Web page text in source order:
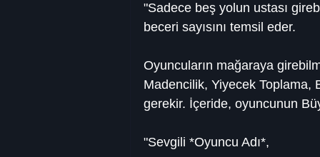
"Sadece beş yolun ustası
beceri sayısını temsil eder.
Oyuncuların mağaraya
Madencilik, Yiyecek Toplama,
gerekir. İçeride, oyuncunun
"Sevgili *Oyuncu Adı*,